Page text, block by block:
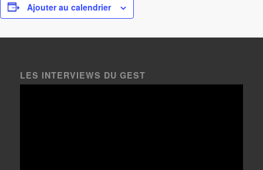
Ajouter au calendrier
LES INTERVIEWS DU GEST